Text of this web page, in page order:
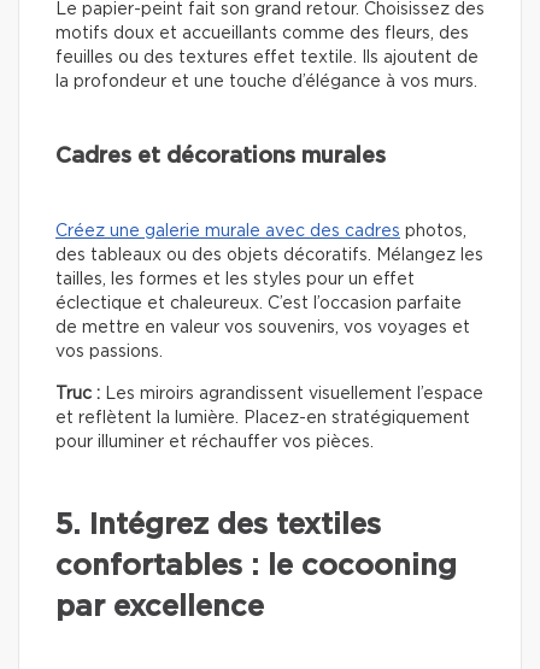
Le papier-peint fait son grand retour. Choisissez des
motifs doux et accueillants comme des fleurs, des
feuilles ou des textures effet textile. Ils ajoutent de
la profondeur et une touche d’élégance à vos murs.
Cadres et décorations murales
Créez une galerie murale avec des cadres photos,
des tableaux ou des objets décoratifs. Mélangez les
tailles, les formes et les styles pour un effet
éclectique et chaleureux. C’est l’occasion parfaite
de mettre en valeur vos souvenirs, vos voyages et
vos passions.
Truc : Les miroirs agrandissent visuellement l’espace
et reflètent la lumière. Placez-en stratégiquement
pour illuminer et réchauffer vos pièces.
5. Intégrez des textiles
confortables : le cocooning
par excellence